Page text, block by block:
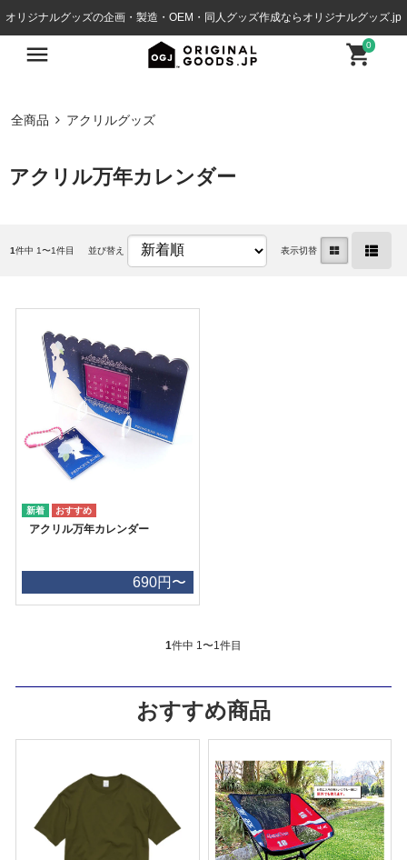
オリジナルグッズの企画・製造・OEM・同人グッズ作成ならオリジナルグッズ.jp
0
全商品 アクリルグッズ
アクリル万年カレンダー
1件中 1〜1件目 並び替え 表示切替
アクリル万年カレンダー
690円〜
1件中 1〜1件目
おすすめ商品